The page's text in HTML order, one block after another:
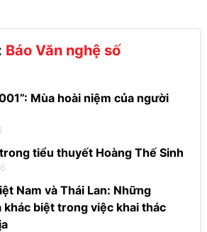
Báo Văn nghệ số
Mùa hoài niệm của người
tiểu thuyết Hoàng Thế Sinh
Nam và Thái Lan: Những
khác biệt trong việc khai thác